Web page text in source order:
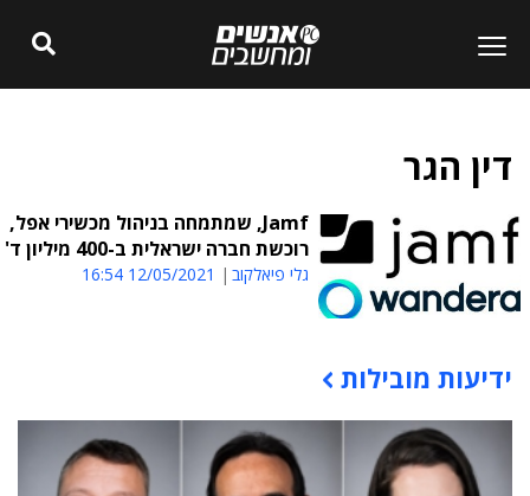
דין הגר
Jamf, שמתמחה בניהול מכשירי אפל,
רוכשת חברה ישראלית ב-400 מיליון ד'
גלי פיאלקוב 12/05/2021 16:54
תוכן פרסומי
ידיעות מובילות